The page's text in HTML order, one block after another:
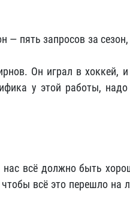
— пять запросов за
Он играл в хоккей,
у этой работы,
нас всё должно быть
всё это перешло на